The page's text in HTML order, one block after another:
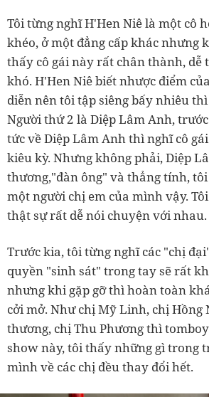
Tôi từng nghĩ H'Hen Niê là một cô
khéo, ở một đẳng cấp khác nhưng
thấy cô gái này rất chân thành, dễ
khó. H'Hen Niê biết nhược điểm
diễn nên tôi tập siêng bấy nhiêu
Người thứ 2 là Diệp Lâm Anh,
tức về Diệp Lâm Anh thì nghĩ cô
kiêu kỳ. Nhưng không phải, Diệp
thương,"đàn ông" và thẳng tính,
một người chị em của mình vậy.
thật sự rất dễ nói chuyện với nhau.
Trước kia, tôi từng nghĩ các "chị
quyền "sinh sát" trong tay sẽ rất
nhưng khi gặp gỡ thì hoàn toàn
cởi mở. Như chị Mỹ Linh, chị Hồng
thương, chị Thu Phương thì tomboy
show này, tôi thấy những gì trong
mình về các chị đều thay đổi hết.